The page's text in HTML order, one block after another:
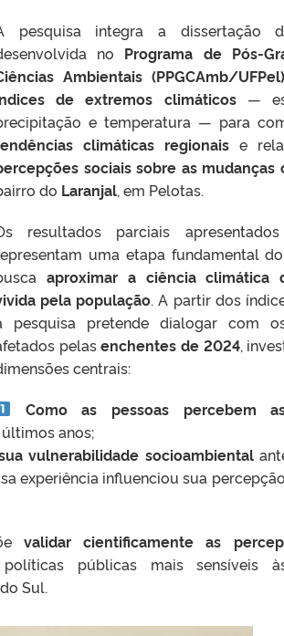
pesquisa integra a dissertação
no Programa de Pós-
Ambientais (PPGCAmb/UFPel)
de extremos climáticos—
e temperatura — para
climáticas regionais e
sociais sobre as mudanças
do Laranjal, em Pelotas.
resultados parciais
uma etapa fundamental
aproximar a ciência climática
pela população. A partir dos
pesquisa pretende dialogar com
pelasenchentes de 2024,
centrais:
Como as pessoas percebem
anos;
vulnerabilidade socioambiental
experiência influenciou sua
validar cientificamente as
públicas mais sensíveis
Sul.